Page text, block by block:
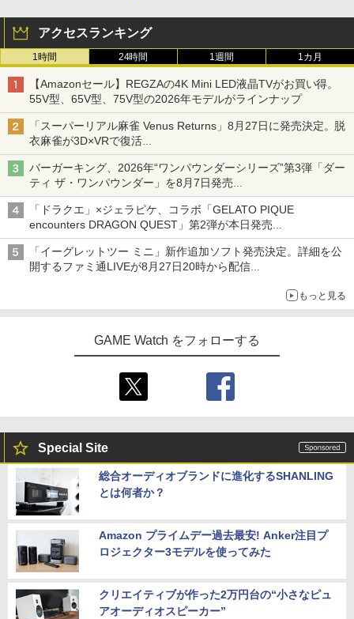
3
【特典】トゥームレイダー：レガシー・
オブ・アトランティス(【早期購入同梱特
典】コスチューム「ララ・クロフト・サ
バイバー(仮)」（ゲーム内コンテンツ）)
￥7,012
【特典】Marvel’s Wolverine(【早期購
入封入特典】DLC)
￥7,620
【早期購入特典付き】【2026年12月10
￥8,710
￥681
3
【中古】白雪姫 ダイヤモンド・コレクシ
ョン 【ブルーレイ】／アドリアナ・カセ
ロッティブルーレイ／海外アニメ・定番
スタジオ
￥987
【中古】塔の上のラプンツェル 3D スー
パー・セット 【ブルーレイ】／中川翔子
ブルーレイ／海外アニメ・定番スタジオ
￥1,199
￥3,002
アクセスランキング
1時間 24時間 1週間 1カ月
【Amazonセール】REGZAの4K Mini LED液晶TVがお買い得。
55V型、65V型、75V型の2026年モデルがラインナップ
「スーパーリアル麻雀 Venus Returns」8月27日に発売決定。脱
衣麻雀が3D×VRで復活
発売から2週間は20%オフになるセールが実施
バーガーキング、2026年“ワンパウンダーシリーズ”第3弾「ダー
ティ ザ・ワンパウンダー」を8月7日発売
「特製ガーリックマヨソース」を使用した超大型チーズバーガー
「ドラクエ」×ジェラピケ、コラボ「GELATO PIQUE
encounters DRAGON QUEST」第2弾が本日発売
アイスカップに入ったスライムやわたぼう、ベビーサタンなどが
オリジナルアートで登場
「イーグレットツー ミニ」新作追加ソフト発売決定。詳細を公
開するファミ通LIVEが8月27日20時から配信
もっと見る
GAME Watch をフォローする
Special Site
総合オーディオブランドに進化するSHANLING
とは何者か？
Amazon プライムデー過去最安! Anker注目プ
ロジェクター3モデルを使ってみた
クリエイティブが作った2万円台の“小さなピュ
アオーディオスピーカー”